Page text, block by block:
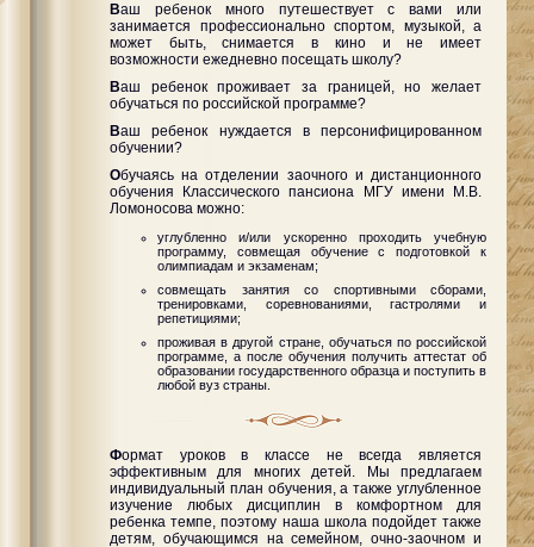
Bаш ребенок много путешествует с вами или
занимается профессионально спортом, музыкой, а
может быть, снимается в кино и не имеет
возможности ежедневно посещать школу?
Bаш ребенок проживает за границей, но желает
обучаться по российской программе?
Bаш ребенок нуждается в персонифицированном
обучении?
Oбучаясь на отделении заочного и дистанционного
обучения Классического пансиона МГУ имени М.В.
Ломоносова можно:
углубленно и/или ускоренно проходить учебную
программу, совмещая обучение с подготовкой к
олимпиадам и экзаменам;
совмещать занятия со спортивными сборами,
тренировками, соревнованиями, гастролями и
репетициями;
проживая в другой стране, обучаться по российской
программе, а после обучения получить аттестат об
образовании государственного образца и поступить в
любой вуз страны.
Формат уроков в классе не всегда является
эффективным для многих детей. Мы предлагаем
индивидуальный план обучения, а также углубленное
изучение любых дисциплин в комфортном для
ребенка темпе, поэтому наша школа подойдет также
детям, обучающимся на семейном, очно-заочном и